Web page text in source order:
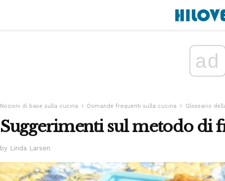
ad
Nozioni di base sulla cucina Domande frequenti sulla cucina Glossario
Suggerimenti sul metodo di
by Linda Larsen